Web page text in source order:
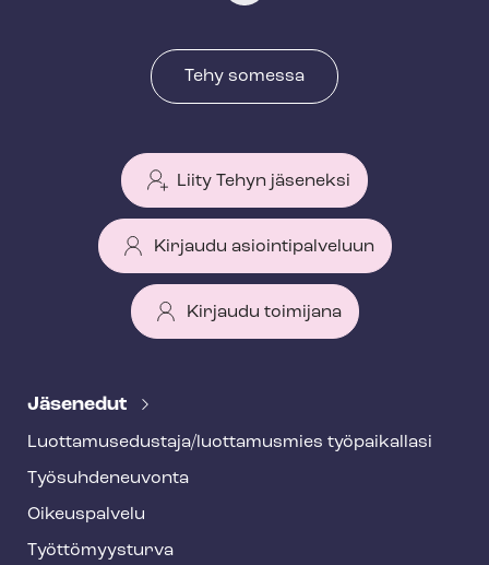
Tehy somessa
Liity Tehyn jäseneksi
Kirjaudu asiointipalveluun
Kirjaudu toimijana
e
f
o
o
Jäsenedut
Luot­ta­muse­dus­ta­ja/luottamusmies työpaikallasi
Työ­suh­de­neu­von­ta
Oikeuspalvelu
Työt­tö­myys­tur­va